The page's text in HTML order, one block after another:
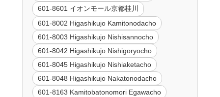
601-8601 イオンモール京都桂川
601-8002 Higashikujo Kamitonodacho
601-8003 Higashikujo Nishisannocho
601-8042 Higashikujo Nishigoryocho
601-8045 Higashikujo Nishiaketacho
601-8048 Higashikujo Nakatonodacho
601-8163 Kamitobatonomori Egawacho